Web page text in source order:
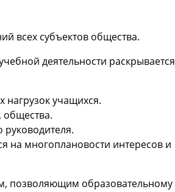
всех субъектов общества.
деятельности раскрывается
учащихся.
общества.
руководителя.
на многоплановости интересов и
позволяющим образовательному